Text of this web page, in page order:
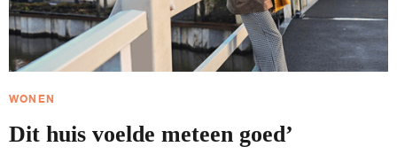
WONEN
Dit huis voelde meteen goed’